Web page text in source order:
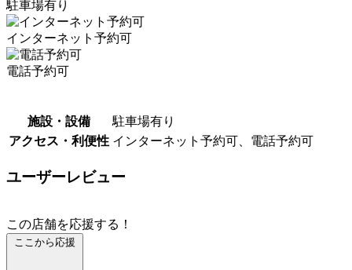
駐車場有り
インターネット予約可
電話予約可
施設・設備
駐車場有り
アクセス・利便性 インターネット予約可、電話予約可
ユーザーレビュー
この店舗を応援する！
ここから応援